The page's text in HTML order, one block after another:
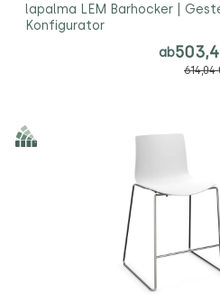
lapalma LEM Barhocker |
Konfigurator
ab
614,04